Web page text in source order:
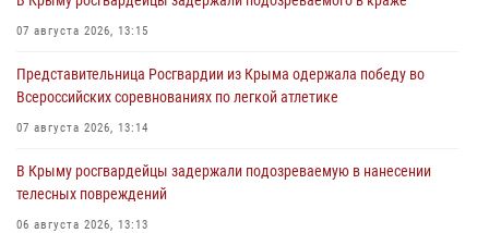
07 августа 2026, 13:15
Представительница Росгвардии из Крыма одержала победу во
Всероссийских соревнованиях по легкой атлетике
07 августа 2026, 13:14
В Крыму росгвардейцы задержали подозреваемую в нанесении
телесных повреждений
06 августа 2026, 13:13